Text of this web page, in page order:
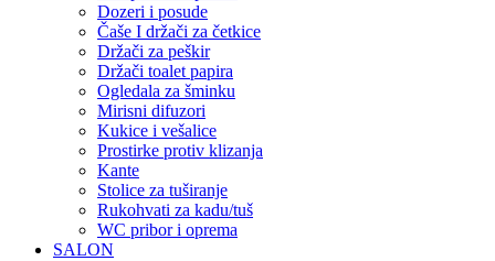
Dozeri i posude
Čaše I držači za četkice
Držači za peškir
Držači toalet papira
Ogledala za šminku
Mirisni difuzori
Kukice i vešalice
Prostirke protiv klizanja
Kante
Stolice za tuširanje
Rukohvati za kadu/tuš
WC pribor i oprema
SALON